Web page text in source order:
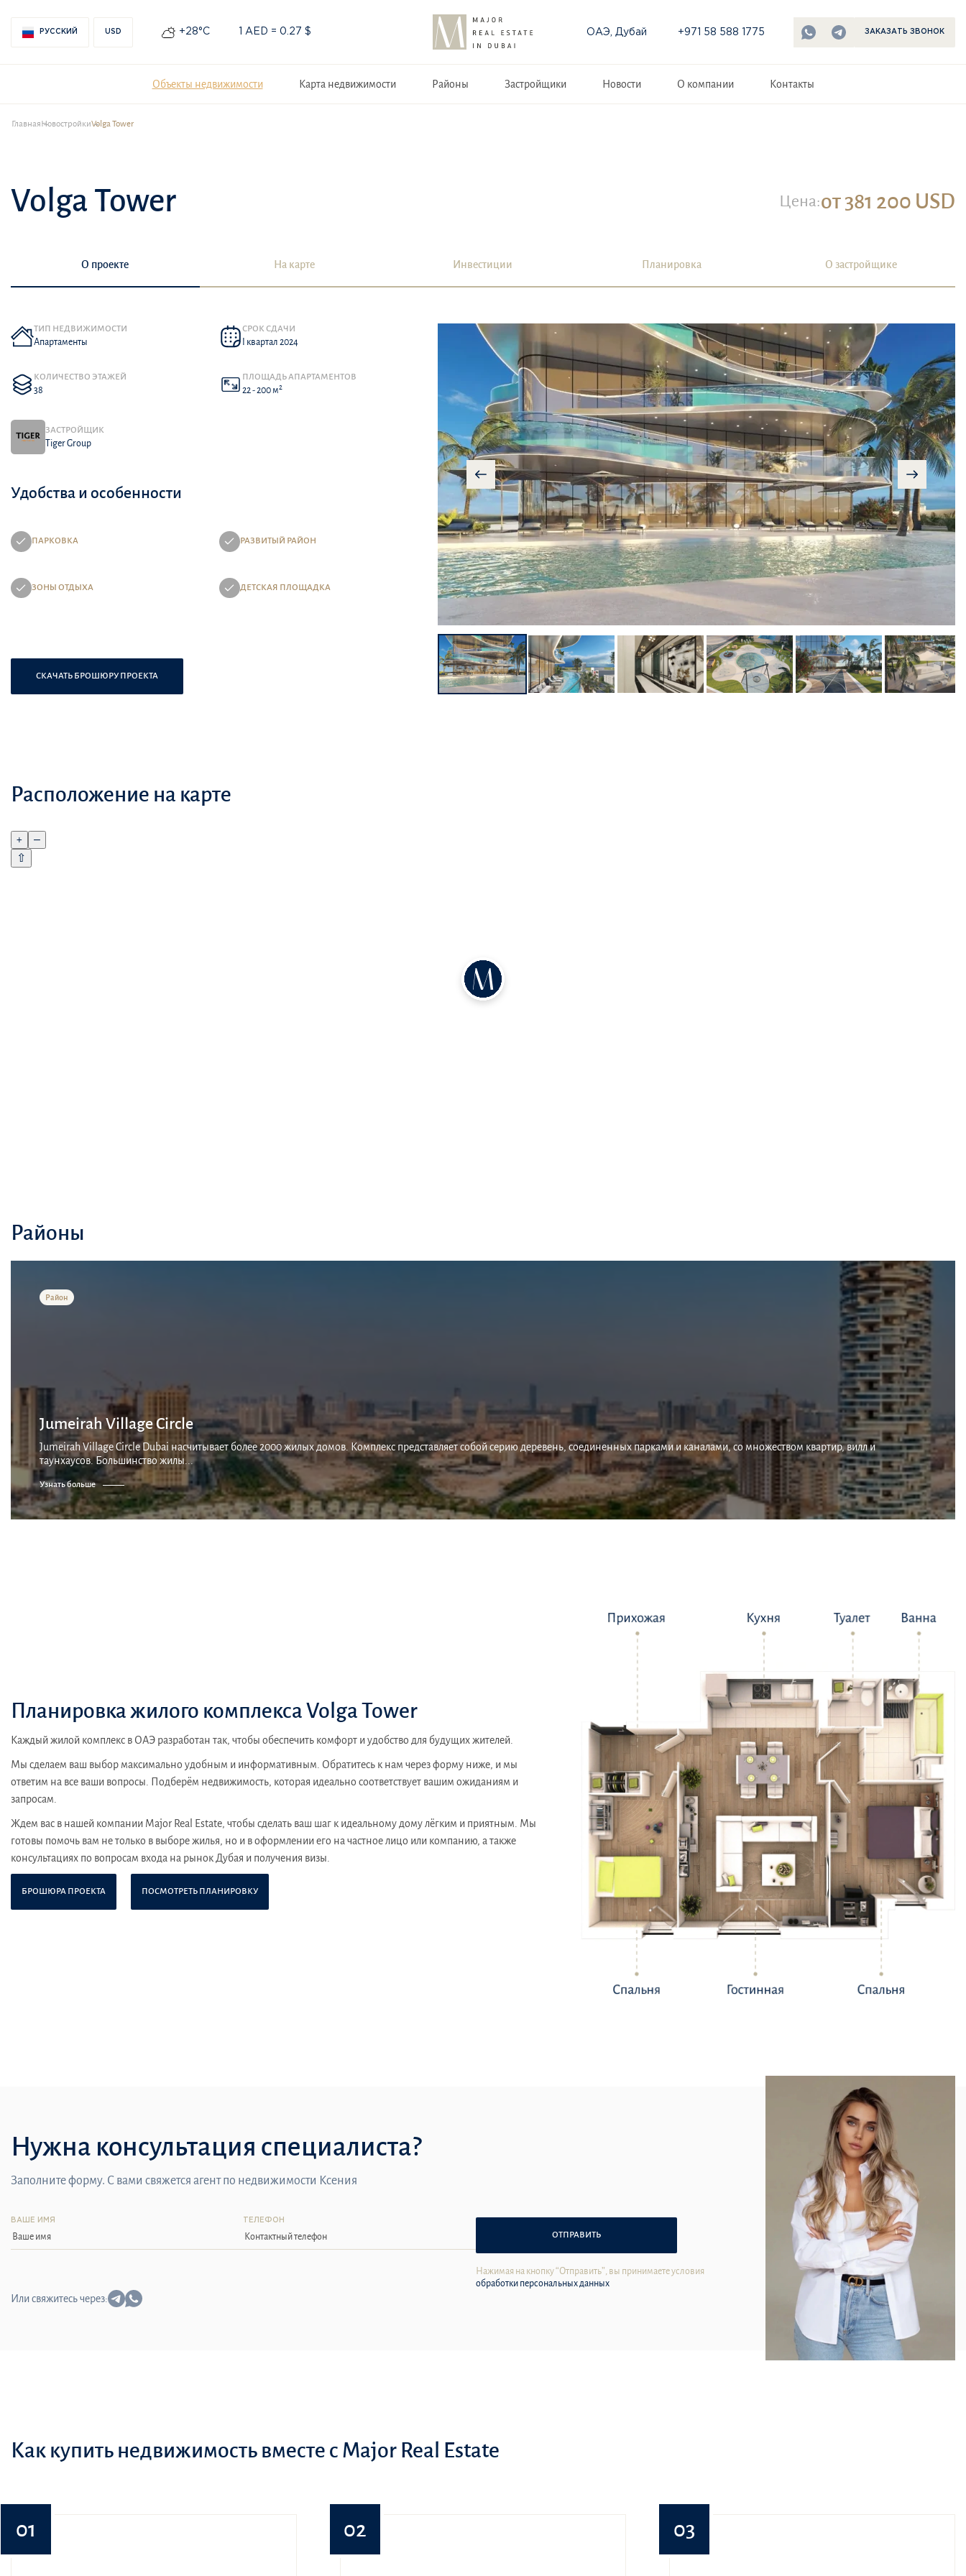
РУССКИЙ USD +28°С 1 AED = 0.27 $ ОАЭ, Дубай +971 58 588 1775 ЗАКАЗАТЬ ЗВОНОК
Объекты недвижимости Карта недвижимости Районы Застройщики Новости О компании Контакты
ГлавнаяНовостройкиVolga Tower
Volga Tower Цена:от 381 200 USD
О проекте На карте Инвестиции Планировка О застройщике
ТИП НЕДВИЖИМОСТИ
Апартаменты
СРОК СДАЧИ
I квартал 2024
КОЛИЧЕСТВО ЭТАЖЕЙ
38
ПЛОЩАДЬ АПАРТАМЕНТОВ
22 - 200 м2
ЗАСТРОЙЩИК
Tiger Group
Удобства и особенности
ПАРКОВКА РАЗВИТЫЙ РАЙОН
ЗОНЫ ОТДЫХА ДЕТСКАЯ ПЛОЩАДКА
СКАЧАТЬ БРОШЮРУ ПРОЕКТА
Расположение на карте
+
–
⇧
Районы
Район
Jumeirah Village Circle
Jumeirah Village Circle Dubai насчитывает более 2000 жилых домов. Комплекс представляет собой серию деревень, соединенных парками и каналами, со множеством квартир, вилл и
таунхаусов. Большинство жилы...
Узнать больше
Планировка жилого комплекса Volga Tower
Каждый жилой комплекс в ОАЭ разработан так, чтобы обеспечить комфорт и удобство для будущих жителей.
Мы сделаем ваш выбор максимально удобным и информативным. Обратитесь к нам через форму ниже, и мы
ответим на все ваши вопросы. Подберём недвижимость, которая идеально соответствует вашим ожиданиям и
запросам.
Ждем вас в нашей компании Major Real Estate, чтобы сделать ваш шаг к идеальному дому лёгким и приятным. Мы
готовы помочь вам не только в выборе жилья, но и в оформлении его на частное лицо или компанию, а также
консультациях по вопросам входа на рынок Дубая и получения визы.
БРОШЮРА ПРОЕКТА ПОСМОТРЕТЬ ПЛАНИРОВКУ
Нужна консультация специалиста?
Заполните форму. С вами свяжется агент по недвижимости Ксения
ВАШЕ ИМЯ ТЕЛЕФОН
ОТПРАВИТЬ
Нажимая на кнопку “Отправить”, вы принимаете условия
обработки персональных данных
Или свяжитесь через:
Как купить недвижимость вместе с Major Real Estate
01 02 03